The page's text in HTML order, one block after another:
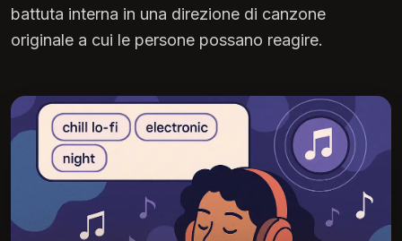
battuta interna in una direzione di canzone
originale a cui le persone possano reagire.